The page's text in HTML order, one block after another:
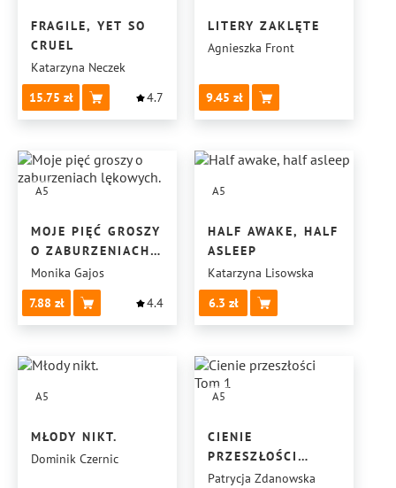
FRAGILE, YET SO
CRUEL
Katarzyna Neczek
15.75
4.7
LITERY ZAKLĘTE
Agnieszka Front
9.45
A5
MOJE PIĘĆ GROSZY
O ZABURZENIACH
LĘKOWYCH.
Monika Gajos
7.88
4.4
A5
HALF AWAKE, HALF
ASLEEP
Katarzyna Lisowska
6.3
A5
MŁODY NIKT.
Dominik Czernic
A5
CIENIE
PRZESZŁOŚCI
TOM 1
Patrycja Zdanowska